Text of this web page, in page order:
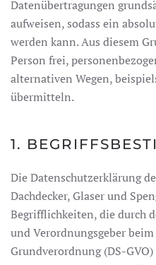
Datenübertragungen
aufweisen, sodass ein
werden kann. Aus diesem
Person frei,
alternativen Wegen,
übermitteln.
1.
Die Datenschutzerklärung
Dachdecker, Glaser und
Begrifflichkeiten, die durch
und Verordnungsgeber
Grundverordnung (DS-